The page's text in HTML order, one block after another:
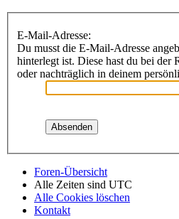
E-Mail-Adresse:
Du musst die E-Mail-Adresse
hinterlegt ist. Diese hast du bei der
oder nachträglich in deinem
Foren-Übersicht
Alle Zeiten sind UTC
Alle Cookies löschen
Kontakt